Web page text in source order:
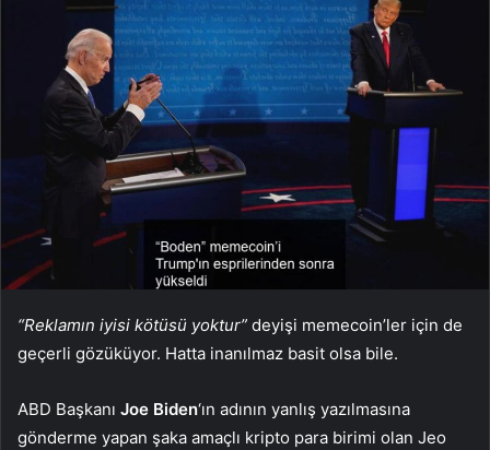
“Reklamın iyisi kötüsü yoktur” deyişi memecoin’ler için de
geçerli gözüküyor. Hatta inanılmaz basit olsa bile.
ABD Başkanı Joe Biden‘ın adının yanlış yazılmasına
gönderme yapan şaka amaçlı kripto para birimi olan Jeo